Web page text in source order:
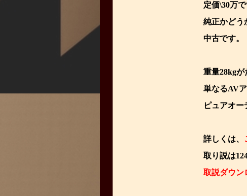
定価\30万で
純正かどう
中古です。
重量28kgが
単なるAV
ピュアオー
詳しくは、
取り説は
取説ダウン